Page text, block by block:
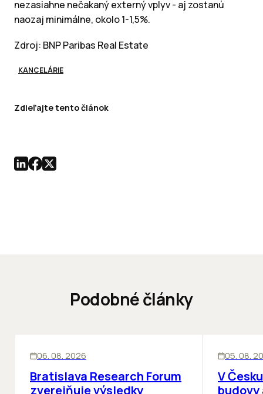
nezasiahne nečakaný externý vplyv - aj zostanú
naozaj minimálne, okolo 1-1,5%.
Zdroj: BNP Paribas Real Estate
KANCELÁRIE
Zdieľajte tento článok
Podobné články
06. 08. 2026
Bratislava Research Forum
zverejňuje výsledky
05. 08.
V